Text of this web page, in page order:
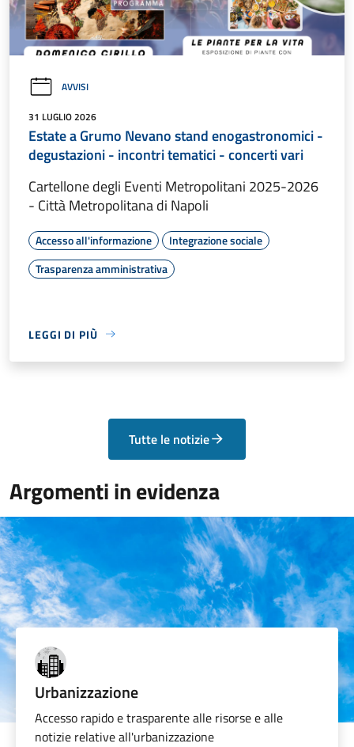
AVVISI
31 LUGLIO 2026
Estate a Grumo Nevano stand enogastronomici -
degustazioni - incontri tematici - concerti vari
Cartellone degli Eventi Metropolitani 2025-2026
- Città Metropolitana di Napoli
Accesso all'informazione
Integrazione sociale
Trasparenza amministrativa
LEGGI DI PIÙ
Tutte le notizie
Argomenti in evidenza
Urbanizzazione
Accesso rapido e trasparente alle risorse e alle
notizie relative all'urbanizzazione